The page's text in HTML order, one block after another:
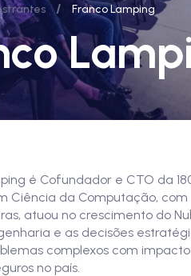
/ Franco Lamping
é Cofundador e CTO da
Ciência da Computação,
atuou no crescimento do
e as decisões
complexos com
no país.